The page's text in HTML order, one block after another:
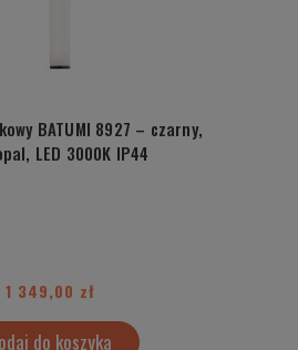
BATUMI 8927 – czarny,
LED 3000K IP44
1 349,00 zł
do koszyka